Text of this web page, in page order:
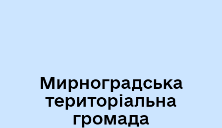
Мирноградська
територіальна
громада